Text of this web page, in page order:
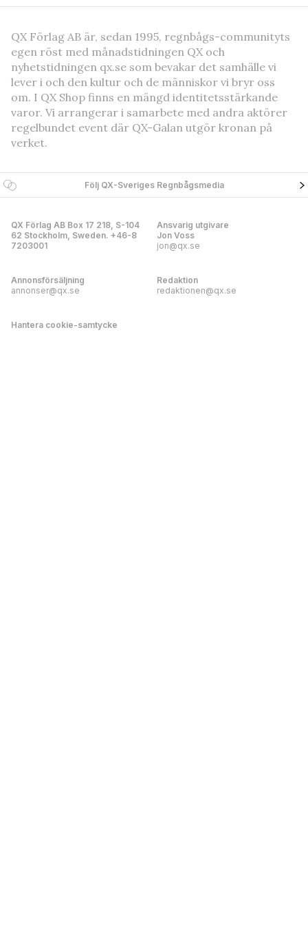
QX Förlag AB är, sedan 1995, regnbågs-communityts
egen röst med månadstidningen QX och
nyhetstidningen qx.se som bevakar det samhälle vi
lever i och den kultur och de människor vi bryr oss
om. I QX Shop finns en mängd identitetsstärkande
varor. Vi arrangerar i samarbete med andra aktörer
regelbundet event där QX-Galan utgör kronan på
verket.
Följ QX-Sveriges Regnbågsmedia
QX Förlag AB Box 17 218, S-104
62 Stockholm, Sweden. +46-8
7203001
Ansvarig utgivare
Jon Voss
jon@qx.se
Annonsförsäljning
annonser@qx.se
Redaktion
redaktionen@qx.se
Hantera cookie-samtycke